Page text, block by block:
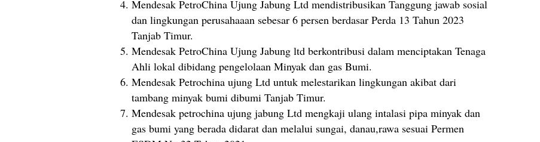
Mendesak PetroChina Ujung Jabung Ltd mendistribusikan Tanggung jawab sosial
dan lingkungan perusahaaan sebesar 6 persen berdasar Perda 13 Tahun 2023
Tanjab Timur.
Mendesak PetroChina Ujung Jabung ltd berkontribusi dalam menciptakan Tenaga
Ahli lokal dibidang pengelolaan Minyak dan gas Bumi.
Mendesak Petrochina ujung Ltd untuk melestarikan lingkungan akibat dari
tambang minyak bumi dibumi Tanjab Timur.
Mendesak petrochina ujung jabung Ltd mengkaji ulang intalasi pipa minyak dan
gas bumi yang berada didarat dan melalui sungai, danau,rawa sesuai Permen